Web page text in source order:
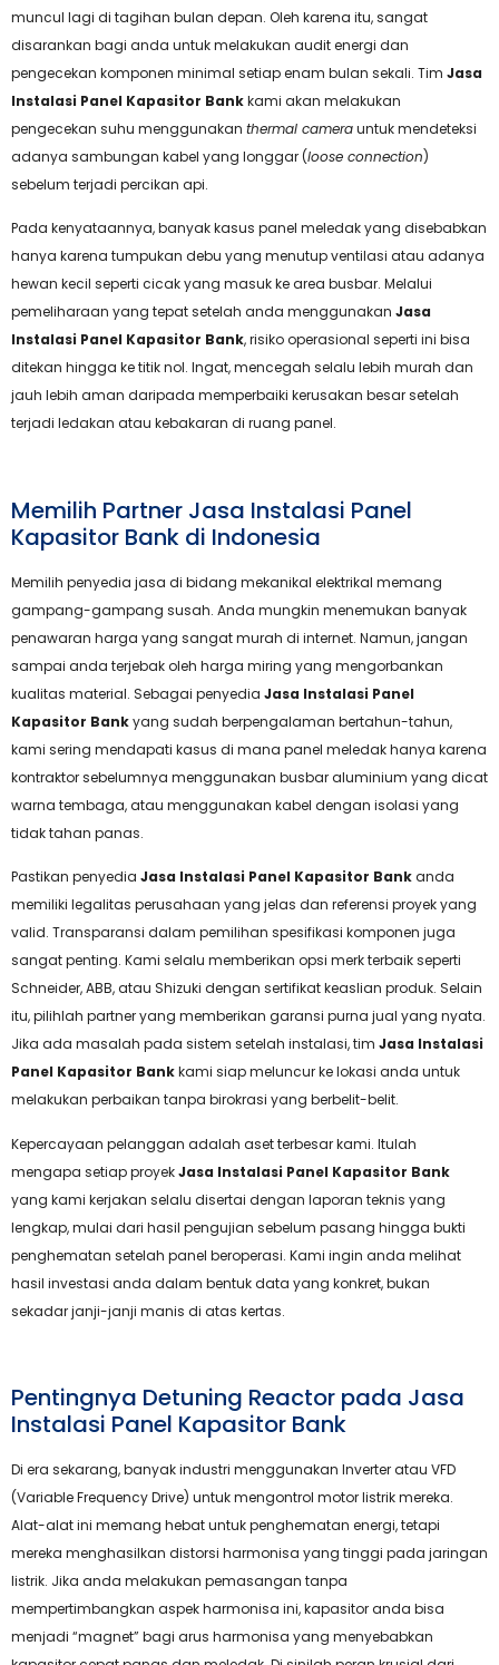
muncul lagi di tagihan bulan depan. Oleh karena itu, sangat
disarankan bagi anda untuk melakukan audit energi dan
pengecekan komponen minimal setiap enam bulan sekali. Tim Jasa
Instalasi Panel Kapasitor Bankkami akan melakukan
pengecekan suhu menggunakan thermal camerauntuk mendeteksi
adanya sambungan kabel yang longgar (loose connection)
sebelum terjadi percikan api.
Pada kenyataannya, banyak kasus panel meledak yang disebabkan
hanya karena tumpukan debu yang menutup ventilasi atau adanya
hewan kecil seperti cicak yang masuk ke area busbar. Melalui
pemeliharaan yang tepat setelah anda menggunakan Jasa
Instalasi Panel Kapasitor Bank, risiko operasional seperti ini bisa
ditekan hingga ke titik nol. Ingat, mencegah selalu lebih murah dan
jauh lebih aman daripada memperbaiki kerusakan besar setelah
terjadi ledakan atau kebakaran di ruang panel.
Memilih Partner Jasa Instalasi Panel
Kapasitor Bank di Indonesia
Memilih penyedia jasa di bidang mekanikal elektrikal memang
gampang-gampang susah. Anda mungkin menemukan banyak
penawaran harga yang sangat murah di internet. Namun, jangan
sampai anda terjebak oleh harga miring yang mengorbankan
kualitas material. Sebagai penyedia Jasa Instalasi Panel
Kapasitor Bankyang sudah berpengalaman bertahun-tahun,
kami sering mendapati kasus di mana panel meledak hanya karena
kontraktor sebelumnya menggunakan busbar aluminium yang dicat
warna tembaga, atau menggunakan kabel dengan isolasi yang
tidak tahan panas.
Pastikan penyedia Jasa Instalasi Panel Kapasitor Bankanda
memiliki legalitas perusahaan yang jelas dan referensi proyek yang
valid. Transparansi dalam pemilihan spesifikasi komponen juga
sangat penting. Kami selalu memberikan opsi merk terbaik seperti
Schneider, ABB, atau Shizuki dengan sertifikat keaslian produk. Selain
itu, pilihlah partner yang memberikan garansi purna jual yang nyata.
Jika ada masalah pada sistem setelah instalasi, tim Jasa Instalasi
Panel Kapasitor Bankkami siap meluncur ke lokasi anda untuk
melakukan perbaikan tanpa birokrasi yang berbelit-belit.
Kepercayaan pelanggan adalah aset terbesar kami. Itulah
mengapa setiap proyekJasa Instalasi Panel Kapasitor Bank
yang kami kerjakan selalu disertai dengan laporan teknis yang
lengkap, mulai dari hasil pengujian sebelum pasang hingga bukti
penghematan setelah panel beroperasi. Kami ingin anda melihat
hasil investasi anda dalam bentuk data yang konkret, bukan
sekadar janji-janji manis di atas kertas.
Pentingnya Detuning Reactor pada Jasa
Instalasi Panel Kapasitor Bank
Di era sekarang, banyak industri menggunakan Inverter atau VFD
(Variable Frequency Drive) untuk mengontrol motor listrik mereka.
Alat-alat ini memang hebat untuk penghematan energi, tetapi
mereka menghasilkan distorsi harmonisa yang tinggi pada jaringan
listrik. Jika anda melakukan pemasangan tanpa
mempertimbangkan aspek harmonisa ini, kapasitor anda bisa
menjadi “magnet” bagi arus harmonisa yang menyebabkan